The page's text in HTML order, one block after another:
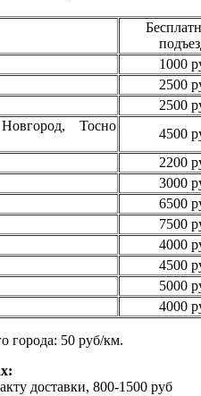
1000
2500
2500
Тосно
4500
2200
3000
6500
7500
4000
4500
5000
4000
города: 50 руб/км.
доставки, 800-1500 руб